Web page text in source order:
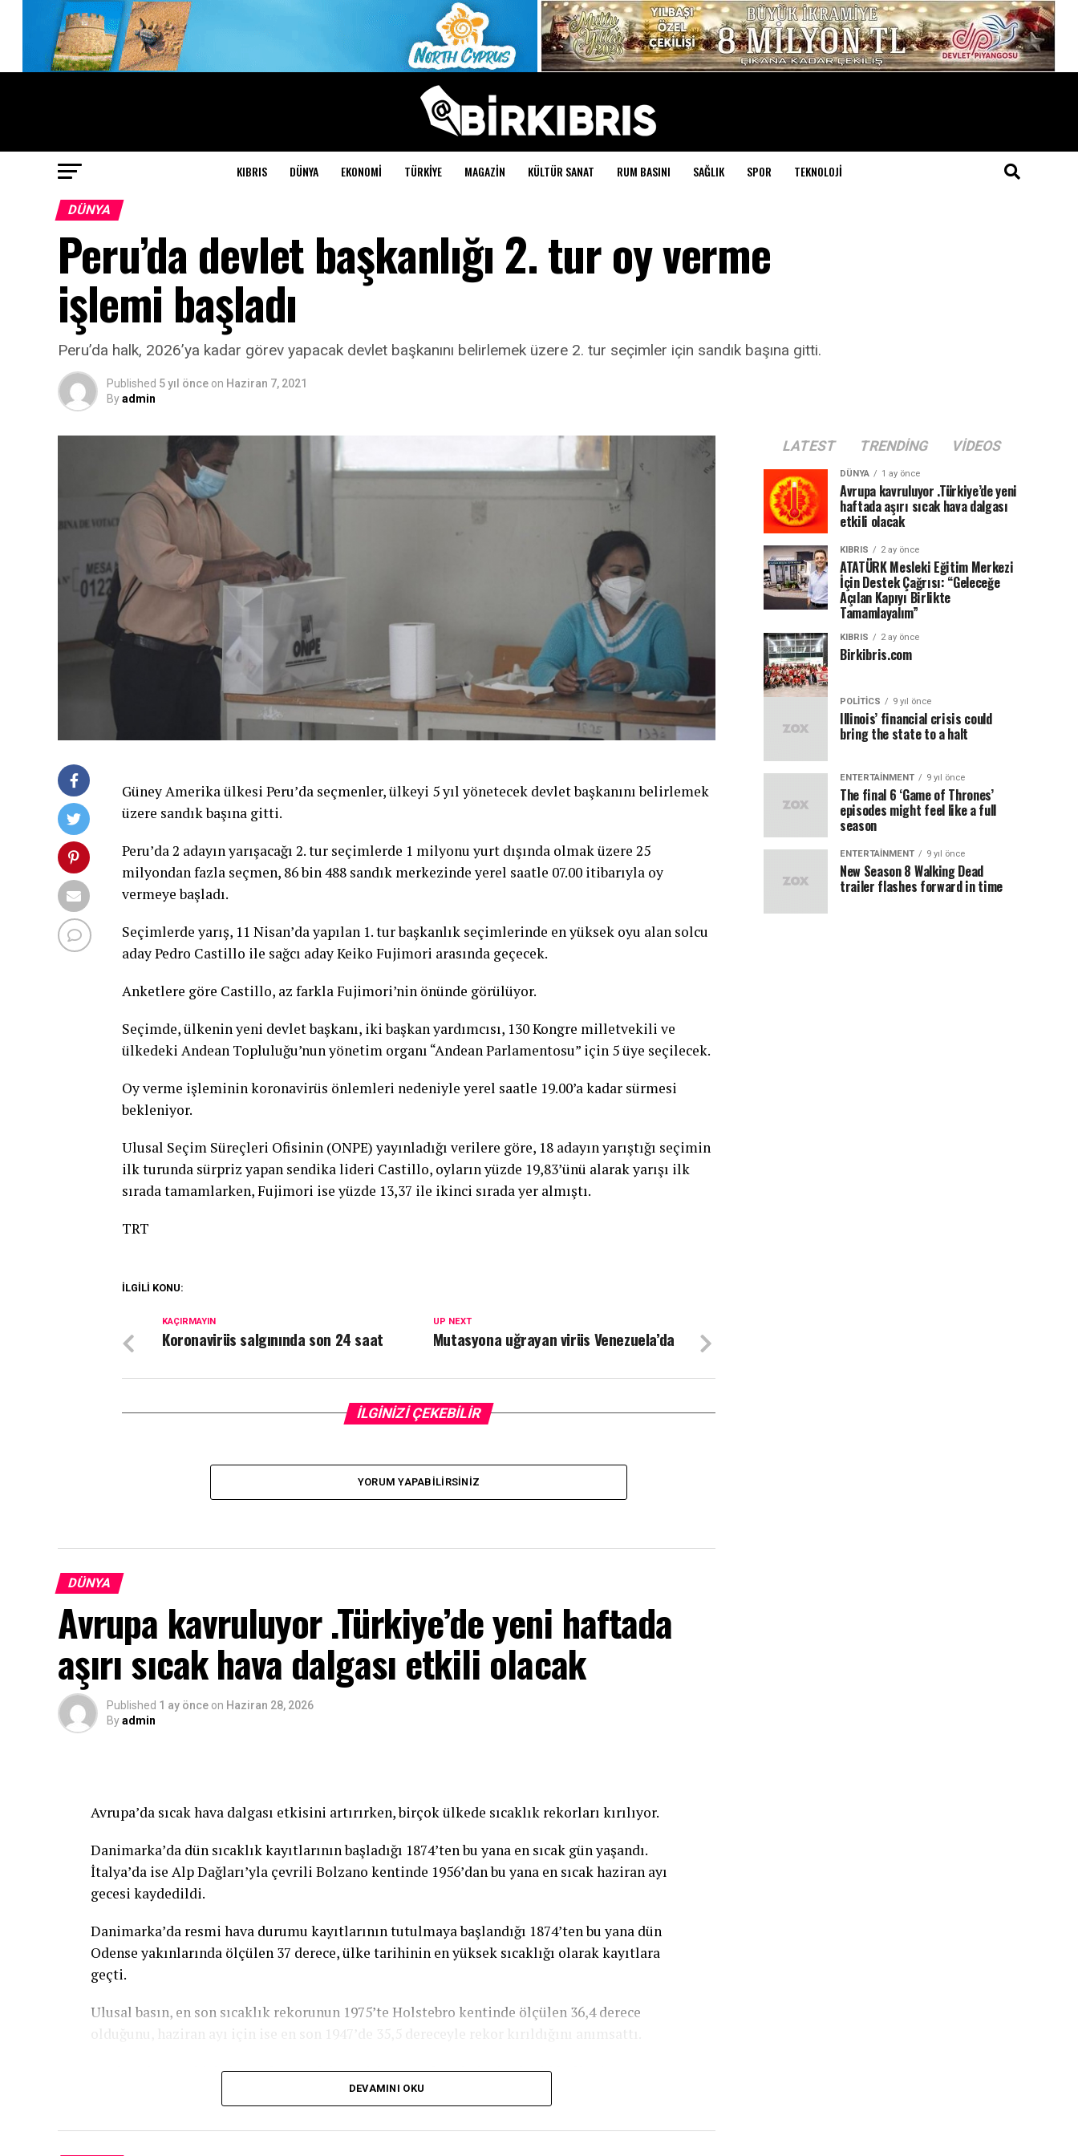
KIBRIS DÜNYA EKONOMI TÜRKIYE MAGAZIN KÜLTÜR SANAT RUM BASINI SAĞLIK SPOR TEKNOLOJI
DÜNYA
Peru’da devlet başkanlığı 2. tur oy verme
işlemi başladı
Peru’da halk, 2026’ya kadar görev yapacak devlet başkanını belirlemek üzere 2. tur seçimler için sandık başına gitti.
Published 5 yıl önce on Haziran 7, 2021
Byadmin
Güney Amerika ülkesi Peru’da seçmenler, ülkeyi 5 yıl yönetecek devlet başkanını belirlemek
üzere sandık başına gitti.
Peru’da 2 adayın yarışacağı 2. tur seçimlerde 1 milyonu yurt dışında olmak üzere 25
milyondan fazla seçmen, 86 bin 488 sandık merkezinde yerel saatle 07.00 itibarıyla oy
vermeye başladı.
Seçimlerde yarış, 11 Nisan’da yapılan 1. tur başkanlık seçimlerinde en yüksek oyu alan solcu
aday Pedro Castillo ile sağcı aday Keiko Fujimori arasında geçecek.
Anketlere göre Castillo, az farkla Fujimori’nin önünde görülüyor.
Seçimde, ülkenin yeni devlet başkanı, iki başkan yardımcısı, 130 Kongre milletvekili ve
ülkedeki Andean Topluluğu’nun yönetim organı “Andean Parlamentosu” için 5 üye seçilecek.
Oy verme işleminin koronavirüs önlemleri nedeniyle yerel saatle 19.00’a kadar sürmesi
bekleniyor.
Ulusal Seçim Süreçleri Ofisinin (ONPE) yayınladığı verilere göre, 18 adayın yarıştığı seçimin
ilk turunda sürpriz yapan sendika lideri Castillo, oyların yüzde 19,83’ünü alarak yarışı ilk
sırada tamamlarken, Fujimori ise yüzde 13,37 ile ikinci sırada yer almıştı.
TRT
İLGİLİ KONU:
UP NEXT
Mutasyona uğrayan virüs Venezuela’da
KAÇIRMAYIN
Koronavirüs salgınında son 24 saat
İLGİNİZİ ÇEKEBİLİR
YORUM YAPABILIRSINIZ
DÜNYA
Avrupa kavruluyor .Türkiye’de yeni haftada
aşırı sıcak hava dalgası etkili olacak
Published 1 ay önce on Haziran 28, 2026
Byadmin
Avrupa’da sıcak hava dalgası etkisini artırırken, birçok ülkede sıcaklık rekorları kırılıyor.
Danimarka’da dün sıcaklık kayıtlarının başladığı 1874’ten bu yana en sıcak gün yaşandı.
İtalya’da ise Alp Dağları’yla çevrili Bolzano kentinde 1956’dan bu yana en sıcak haziran ayı
gecesi kaydedildi.
Danimarka’da resmi hava durumu kayıtlarının tutulmaya başlandığı 1874’ten bu yana dün
Odense yakınlarında ölçülen 37 derece, ülke tarihinin en yüksek sıcaklığı olarak kayıtlara
geçti.
Ulusal basın, en son sıcaklık rekorunun 1975’te Holstebro kentinde ölçülen 36,4 derece
olduğunu, haziran ayı için ise en son 1947’de 35,5 dereceyle rekor kırıldığını anımsattı.
Danimarka’yı etkisi altına alan sıcak hava dalgasının bazı bölgelerde şiddetli yağış ve
İtalya’da ise Afrika kaynaklı aşırı sıcak hava dalgası sebebiyle birçok kentte “kırmızı” alarm
durumu devam ederken, bu kentlerden biri olan kuzeydeki Bolzano’da 1956 yılından bu yana
DEVAMINI OKU
LATEST TRENDING VIDEOS
DÜNYA 1 ay önce
Avrupa kavruluyor .Türkiye’de yeni
haftada aşırı sıcak hava dalgası
etkili olacak
KIBRIS 2 ay önce
ATATÜRK Mesleki Eğitim Merkezi
İçin Destek Çağrısı: “Geleceğe
Açılan Kapıyı Birlikte
Tamamlayalım”
KIBRIS 2 ay önce
Birkibris.com
POLITICS 9 yıl önce
Illinois’ financial crisis could
bring the state to a halt
ENTERTAINMENT 9 yıl önce
The final 6 ‘Game of Thrones’
episodes might feel like a full
season
ENTERTAINMENT 9 yıl önce
New Season 8 Walking Dead
trailer flashes forward in time